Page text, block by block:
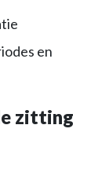
en
zitting